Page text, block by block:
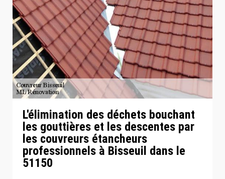
L'élimination des déchets bouchant
les gouttières et les descentes par
les couvreurs étancheurs
professionnels à Bisseuil dans le
51150